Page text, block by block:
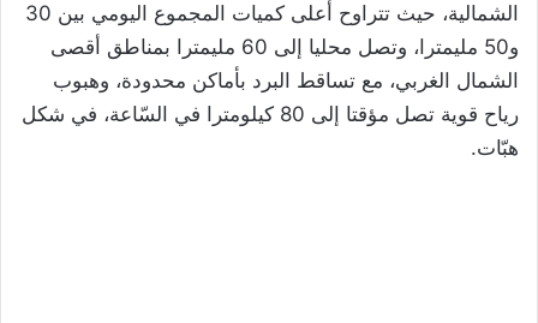
الشمالية، حيث تتراوح أعلى كميات المجموع اليومي بين 30
و50 مليمترا، وتصل محليا إلى 60 مليمترا بمناطق أقصى
الشمال الغربي، مع تساقط البرد بأماكن محدودة، وهبوب
رياح قوية تصل مؤقتا إلى 80 كيلومترا في السّاعة، في شكل
هبّات.